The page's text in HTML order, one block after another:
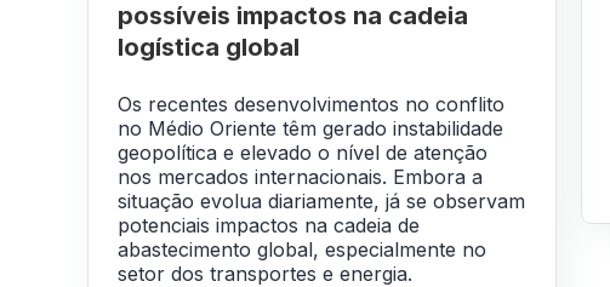
possíveis impactos na cadeia
logística global
Os recentes desenvolvimentos no conflito
no Médio Oriente têm gerado instabilidade
geopolítica e elevado o nível de atenção
nos mercados internacionais. Embora a
situação evolua diariamente, já se observam
potenciais impactos na cadeia de
abastecimento global, especialmente no
setor dos transportes e energia.